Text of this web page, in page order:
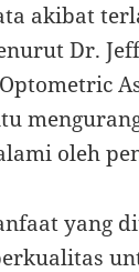
akibat
Dr.
oleh
yang